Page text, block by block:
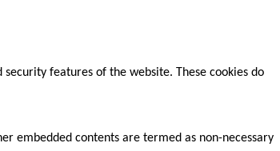
features of the website. These cookies do
embedded contents are termed as non-necessary